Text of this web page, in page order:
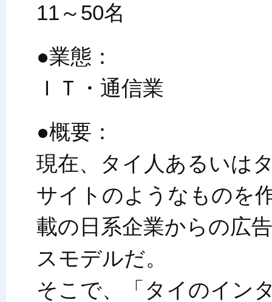
11～50名
●業態：
ＩＴ・通信業
●概要：
現在、タイ人あるいは
サイトのようなものを
載の日系企業からの広
スモデルだ。
そこで、「タイのイン